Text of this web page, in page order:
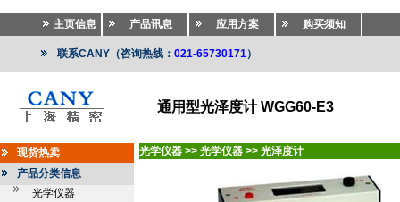
主页信息 产品讯息 应用方案 购买须知
联系CANY（咨询热线： 021-65730171）
通用型光泽度计 WGG60-E3
现货热卖
产品分类信息
光学仪器
光学仪器 >> 光学仪器 >> 光泽度计